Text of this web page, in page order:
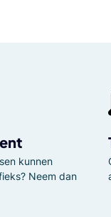
kunnen
Neem dan